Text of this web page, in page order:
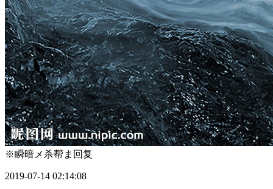
※瞬暗メ杀帮ま 回复
2019-07-14 02:14:08